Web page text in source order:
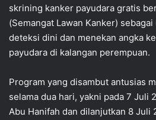
skrining kanker payudara gratis
(Semangat Lawan Kanker)
deteksi dini dan menekan angka
payudara di kalangan perempuan.
Program yang disambut antusias
selama dua hari, yakni pada 7 Juli
Abu Hanifah dan dilanjutkan 8 Juli